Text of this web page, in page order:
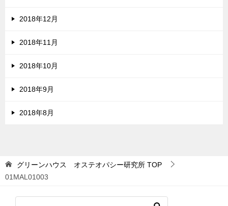
2018年12月
2018年11月
2018年10月
2018年9月
2018年8月
グリーンハウス オステオパシー研究所 TOP
01MAL01003